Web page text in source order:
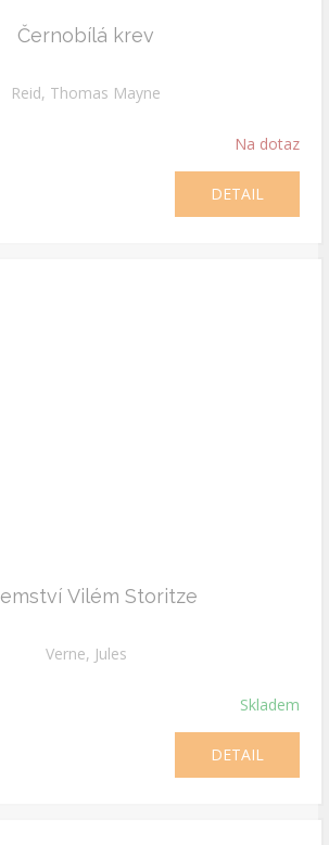
Černobílá krev
Reid, Thomas Mayne
Na dotaz
DETAIL
Vilém Storitze
Verne, Jules
Skladem
DETAIL